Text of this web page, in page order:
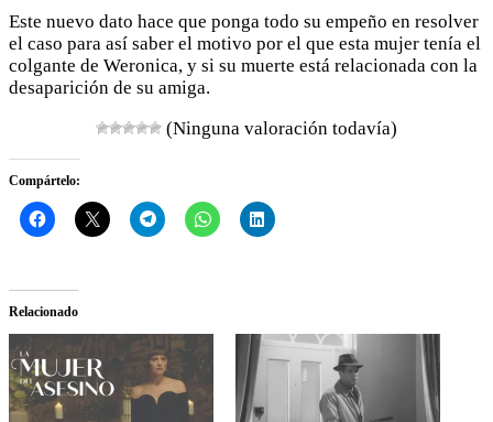
Este nuevo dato hace que ponga todo su empeño en resolver
el caso para así saber el motivo por el que esta mujer tenía el
colgante de Weronica, y si su muerte está relacionada con la
desaparición de su amiga.
(Ninguna valoración todavía)
Compártelo:
Relacionado